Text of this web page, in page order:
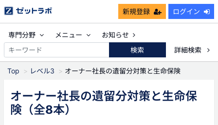
新規登録 ログイン
専門分野 メニュー
お知らせ
検索
詳細検索
Top レベル3 オーナー社長の遺留分対策と生命保険
オーナー社長の遺留分対策と生命保
険 （全8本）